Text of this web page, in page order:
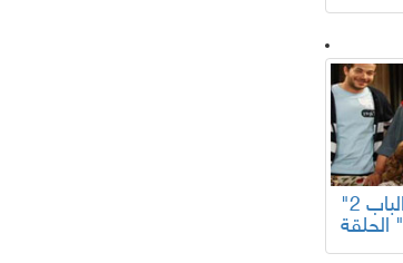
"الباب في الباب 2
الحلقة "